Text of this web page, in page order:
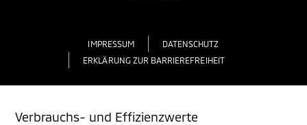
IMPRESSUM
DATENSCHUTZ
ERKLÄRUNG ZUR BARRIEREFREIHEIT
Verbrauchs- und Effizienzwerte